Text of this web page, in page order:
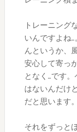
トレーニング
いんですよね
んというか、
安心して寄っ
となく…です
はないんだけ
だと思います。
それをずっと